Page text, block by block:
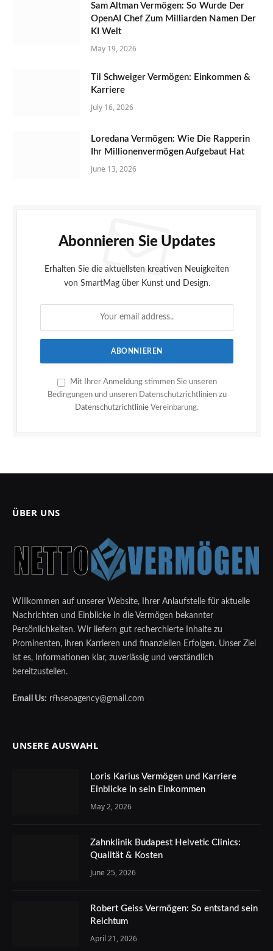
Sam Altman Vermögen: So Wurde Der
OpenAI Chef Zum Milliarden Namen Der
KI Welt
May 19, 2026
Til Schweiger Vermögen: Einkommen &
Karriere
July 16, 2026
Loredana Vermögen: Wie Die Rapperin
Ihr Millionenvermögen Aufgebaut Hat
June 13, 2026
Abonnieren Sie Updates
Erhalten Sie die aktuellsten kreativen Neuigkeiten
von SmartMag über Kunst und Design.
Mit Ihrer Anmeldung stimmen Sie unseren
Bedingungen und unseren Datenschutzrichtlinien zu
Datenschutzrichtlinie Vereinbarung.
ÜBER UNS
Willkommen auf unserer Website, Ihrer Anlaufstelle für aktuelle
Nachrichten und Einblicke in die Vermögen bekannter
Persönlichkeiten. Wir liefern gut recherchierte Inhalte zu
Prominenten, ihren Karrieren und finanziellen Erfolgen. Unser Ziel
ist es, Informationen klar, zuverlässig und verständlich
bereitzustellen.
Email Us: rfhseoagency@gmail.com
UNSERE AUSWAHL
Loris Karius Vermögen und Karriere
Einblicke in sein Einkommen
May 2, 2026
Zahnklinik Budapest Helvetic Clinics:
Qualität & Kosten
June 25, 2026
Robert Geiss Vermögen: So entstand sein
Reichtum
April 21, 2026